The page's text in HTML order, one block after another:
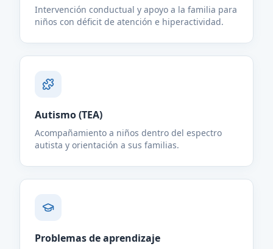
Intervención conductual y apoyo a la familia para
niños con déficit de atención e hiperactividad.
Autismo (TEA)
Acompañamiento a niños dentro del espectro
autista y orientación a sus familias.
Problemas de aprendizaje